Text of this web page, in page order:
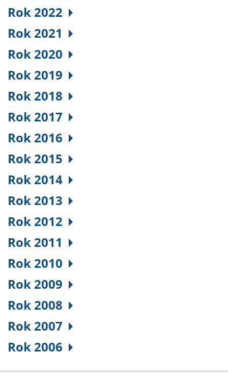
Rok 2022
Rok 2021
Rok 2020
Rok 2019
Rok 2018
Rok 2017
Rok 2016
Rok 2015
Rok 2014
Rok 2013
Rok 2012
Rok 2011
Rok 2010
Rok 2009
Rok 2008
Rok 2007
Rok 2006